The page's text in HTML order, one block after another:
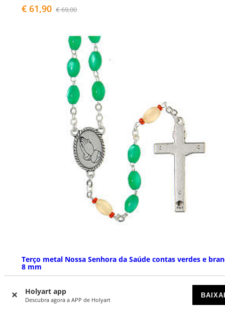
Holyart app
Descubra agora a APP de Holyart
€ 61,90 € 69,00
Terço metal Nossa Senhora da Saúde contas verdes e
8 mm